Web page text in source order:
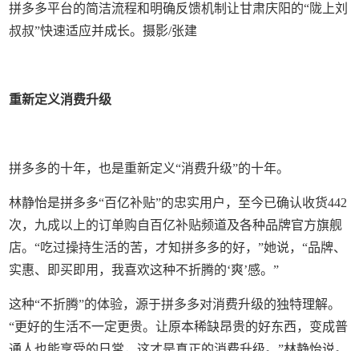
拼多多平台的简洁流程和明确反馈机制让甘肃庆阳的“陇上刘
叔叔”快速适应并成长。摄影/张建
重新定义消费升级
拼多多的十年，也是重新定义“消费升级”的十年。
林静怡是拼多多“百亿补贴”的忠实用户，至今已确认收货442
次，九成以上的订单购自百亿补贴频道及各种品牌官方旗舰
店。“吃过操持生活的苦，才知拼多多的好，”她说，“品牌、
实惠、即买即用，我喜欢这种不折腾的‘爽’感。”
这种“不折腾”的体验，源于拼多多对消费升级的独特理解。
“更好的生活不一定更贵。让原本稀缺昂贵的好东西，变成普